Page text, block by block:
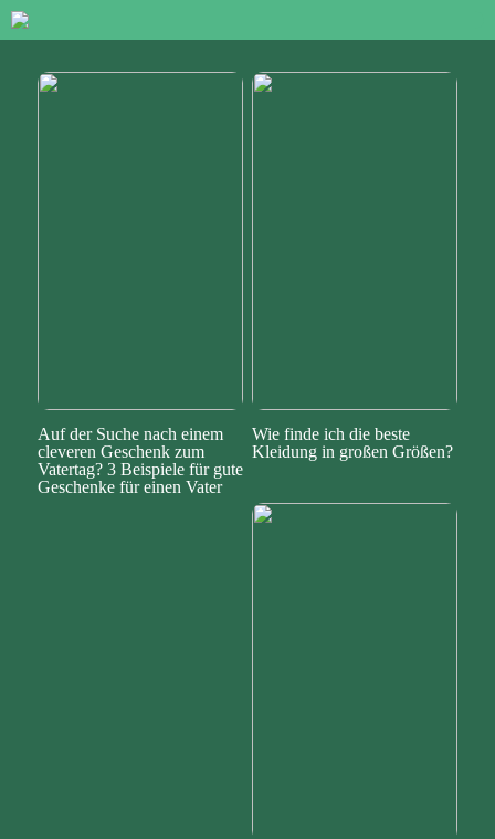
Auf der Suche nach einem
cleveren Geschenk zum
Vatertag? 3 Beispiele für gute
Geschenke für einen Vater
Wie finde ich die beste
Kleidung in großen Größen?